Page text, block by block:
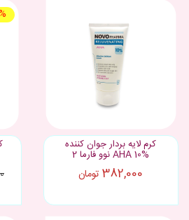
کرم لایه بردار جوان کننده
%AHA 10 نوو فارما 2
382,000 تومان